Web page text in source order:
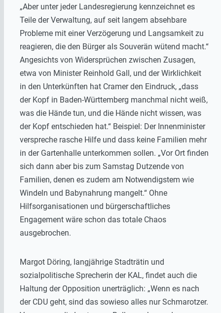
„Aber unter jeder Landesregierung kennzeichnet es
Teile der Verwaltung, auf seit langem absehbare
Probleme mit einer Verzögerung und Langsamkeit zu
reagieren, die den Bürger als Souverän wütend macht.“
Angesichts von Widersprüchen zwischen Zusagen,
etwa von Minister Reinhold Gall, und der Wirklichkeit
in den Unterkünften hat Cramer den Eindruck, „dass
der Kopf in Baden-Württemberg manchmal nicht weiß,
was die Hände tun, und die Hände nicht wissen, was
der Kopf entschieden hat.“ Beispiel: Der Innenminister
verspreche rasche Hilfe und dass keine Familien mehr
in der Gartenhalle unterkommen sollen. „Vor Ort finden
sich dann aber bis zum Samstag Dutzende von
Familien, denen es zudem am Notwendigstem wie
Windeln und Babynahrung mangelt.“ Ohne
Hilfsorganisationen und bürgerschaftliches
Engagement wäre schon das totale Chaos
ausgebrochen.
Margot Döring, langjährige Stadträtin und
sozialpolitische Sprecherin der KAL, findet auch die
Haltung der Opposition unerträglich: „Wenn es nach
der CDU geht, sind das sowieso alles nur Schmarotzer.